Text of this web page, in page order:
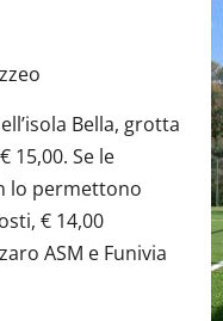
Bella, grotta
15,00. Se le
lo permettono
€ 14,00
ASM e Funivia